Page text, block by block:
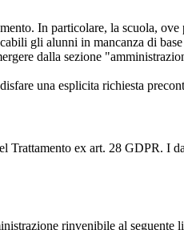
In particolare, la scuola,
gli alunni in mancanza di
dalla sezione
una esplicita richiesta
Trattamento ex art. 28 GDPR. I
rinvenibile al seguente